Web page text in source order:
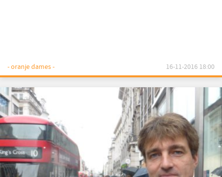
- oranje dames - 16-11-2016 18:00